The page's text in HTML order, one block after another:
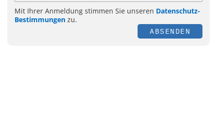
Mit Ihrer Anmeldung stimmen Sie unseren Datenschutz-
Bestimmungen zu.
ABSENDEN